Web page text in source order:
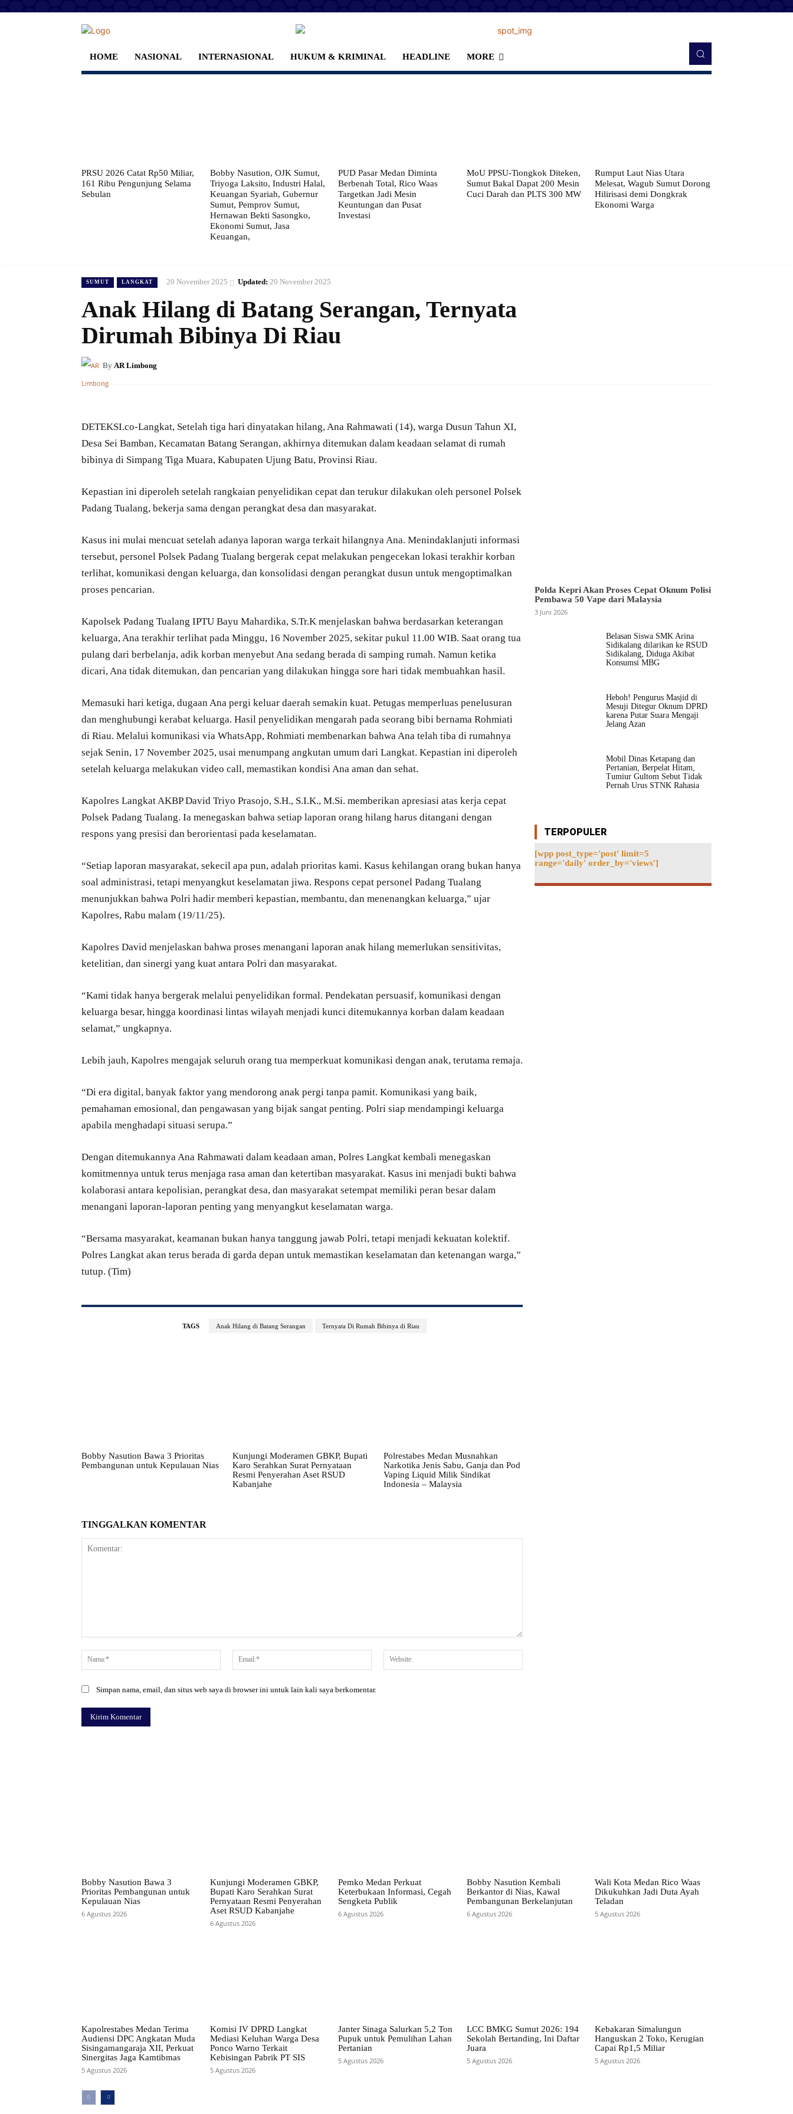
HOME NASIONAL INTERNASIONAL HUKUM & KRIMINAL HEADLINE MORE
PRSU 2026 Catat Rp50 Miliar,
161 Ribu Pengunjung Selama
Sebulan
Bobby Nasution, OJK Sumut,
Triyoga Laksito, Industri Halal,
Keuangan Syariah, Gubernur
Sumut, Pemprov Sumut,
Hernawan Bekti Sasongko,
Ekonomi Sumut, Jasa
Keuangan,
PUD Pasar Medan Diminta
Berbenah Total, Rico Waas
Targetkan Jadi Mesin
Keuntungan dan Pusat
Investasi
MoU PPSU-Tiongkok Diteken,
Sumut Bakal Dapat 200 Mesin
Cuci Darah dan PLTS 300 MW
Rumput Laut Nias Utara
Melesat, Wagub Sumut Dorong
Hilirisasi demi Dongkrak
Ekonomi Warga
SUMUT LANGKAT 20 November 2025 Updated: 20 November 2025
Anak Hilang di Batang Serangan, Ternyata
Dirumah Bibinya Di Riau
By AR Limbong
DETEKSI.co-Langkat, Setelah tiga hari dinyatakan hilang, Ana Rahmawati (14), warga Dusun Tahun XI,
Desa Sei Bamban, Kecamatan Batang Serangan, akhirnya ditemukan dalam keadaan selamat di rumah
bibinya di Simpang Tiga Muara, Kabupaten Ujung Batu, Provinsi Riau.
Kepastian ini diperoleh setelah rangkaian penyelidikan cepat dan terukur dilakukan oleh personel Polsek
Padang Tualang, bekerja sama dengan perangkat desa dan masyarakat.
Kasus ini mulai mencuat setelah adanya laporan warga terkait hilangnya Ana. Menindaklanjuti informasi
tersebut, personel Polsek Padang Tualang bergerak cepat melakukan pengecekan lokasi terakhir korban
terlihat, komunikasi dengan keluarga, dan konsolidasi dengan perangkat dusun untuk mengoptimalkan
proses pencarian.
Kapolsek Padang Tualang IPTU Bayu Mahardika, S.Tr.K menjelaskan bahwa berdasarkan keterangan
keluarga, Ana terakhir terlihat pada Minggu, 16 November 2025, sekitar pukul 11.00 WIB. Saat orang tua
pulang dari berbelanja, adik korban menyebut Ana sedang berada di samping rumah. Namun ketika
dicari, Ana tidak ditemukan, dan pencarian yang dilakukan hingga sore hari tidak membuahkan hasil.
Memasuki hari ketiga, dugaan Ana pergi keluar daerah semakin kuat. Petugas memperluas penelusuran
dan menghubungi kerabat keluarga. Hasil penyelidikan mengarah pada seorang bibi bernama Rohmiati
di Riau. Melalui komunikasi via WhatsApp, Rohmiati membenarkan bahwa Ana telah tiba di rumahnya
sejak Senin, 17 November 2025, usai menumpang angkutan umum dari Langkat. Kepastian ini diperoleh
setelah keluarga melakukan video call, memastikan kondisi Ana aman dan sehat.
Kapolres Langkat AKBP David Triyo Prasojo, S.H., S.I.K., M.Si. memberikan apresiasi atas kerja cepat
Polsek Padang Tualang. Ia menegaskan bahwa setiap laporan orang hilang harus ditangani dengan
respons yang presisi dan berorientasi pada keselamatan.
“Setiap laporan masyarakat, sekecil apa pun, adalah prioritas kami. Kasus kehilangan orang bukan hanya
soal administrasi, tetapi menyangkut keselamatan jiwa. Respons cepat personel Padang Tualang
menunjukkan bahwa Polri hadir memberi kepastian, membantu, dan menenangkan keluarga,” ujar
Kapolres, Rabu malam (19/11/25).
Kapolres David menjelaskan bahwa proses menangani laporan anak hilang memerlukan sensitivitas,
ketelitian, dan sinergi yang kuat antara Polri dan masyarakat.
“Kami tidak hanya bergerak melalui penyelidikan formal. Pendekatan persuasif, komunikasi dengan
keluarga besar, hingga koordinasi lintas wilayah menjadi kunci ditemukannya korban dalam keadaan
selamat,” ungkapnya.
Lebih jauh, Kapolres mengajak seluruh orang tua memperkuat komunikasi dengan anak, terutama remaja.
“Di era digital, banyak faktor yang mendorong anak pergi tanpa pamit. Komunikasi yang baik,
pemahaman emosional, dan pengawasan yang bijak sangat penting. Polri siap mendampingi keluarga
apabila menghadapi situasi serupa.”
Dengan ditemukannya Ana Rahmawati dalam keadaan aman, Polres Langkat kembali menegaskan
komitmennya untuk terus menjaga rasa aman dan ketertiban masyarakat. Kasus ini menjadi bukti bahwa
kolaborasi antara kepolisian, perangkat desa, dan masyarakat setempat memiliki peran besar dalam
menangani laporan-laporan penting yang menyangkut keselamatan warga.
“Bersama masyarakat, keamanan bukan hanya tanggung jawab Polri, tetapi menjadi kekuatan kolektif.
Polres Langkat akan terus berada di garda depan untuk memastikan keselamatan dan ketenangan warga,”
tutup. (Tim)
TAGS Anak Hilang di Batang Serangan Ternyata Di Rumah Bibinya di Riau
Bobby Nasution Bawa 3 Prioritas
Pembangunan untuk Kepulauan Nias
Kunjungi Moderamen GBKP, Bupati
Karo Serahkan Surat Pernyataan
Resmi Penyerahan Aset RSUD
Kabanjahe
Polrestabes Medan Musnahkan
Narkotika Jenis Sabu, Ganja dan Pod
Vaping Liquid Milik Sindikat
Indonesia – Malaysia
TINGGALKAN KOMENTAR
Nama:*
Email:*
Simpan nama, email, dan situs web saya di browser ini untuk lain kali saya berkomentar.
Polda Kepri Akan Proses Cepat Oknum Polisi
Pembawa 50 Vape dari Malaysia
3 Juni 2026
Belasan Siswa SMK Arina
Sidikalang dilarikan ke RSUD
Sidikalang, Diduga Akibat
Konsumsi MBG
Heboh! Pengurus Masjid di
Mesuji Ditegur Oknum DPRD
karena Putar Suara Mengaji
Jelang Azan
Mobil Dinas Ketapang dan
Pertanian, Berpelat Hitam,
Tumiur Gultom Sebut Tidak
Pernah Urus STNK Rahasia
TERPOPULER
[wpp post_type='post' limit=5
range='daily' order_by='views']
Bobby Nasution Bawa 3
Prioritas Pembangunan untuk
Kepulauan Nias
6 Agustus 2026
Kunjungi Moderamen GBKP,
Bupati Karo Serahkan Surat
Pernyataan Resmi Penyerahan
Aset RSUD Kabanjahe
6 Agustus 2026
Pemko Medan Perkuat
Keterbukaan Informasi, Cegah
Sengketa Publik
6 Agustus 2026
Bobby Nasution Kembali
Berkantor di Nias, Kawal
Pembangunan Berkelanjutan
6 Agustus 2026
Wali Kota Medan Rico Waas
Dikukuhkan Jadi Duta Ayah
Teladan
5 Agustus 2026
Kapolrestabes Medan Terima
Audiensi DPC Angkatan Muda
Sisingamangaraja XII, Perkuat
Sinergitas Jaga Kamtibmas
5 Agustus 2026
Komisi IV DPRD Langkat
Mediasi Keluhan Warga Desa
Ponco Warno Terkait
Kebisingan Pabrik PT SIS
5 Agustus 2026
Janter Sinaga Salurkan 5,2 Ton
Pupuk untuk Pemulihan Lahan
Pertanian
5 Agustus 2026
LCC BMKG Sumut 2026: 194
Sekolah Bertanding, Ini Daftar
Juara
5 Agustus 2026
Kebakaran Simalungun
Hanguskan 2 Toko, Kerugian
Capai Rp1,5 Miliar
5 Agustus 2026